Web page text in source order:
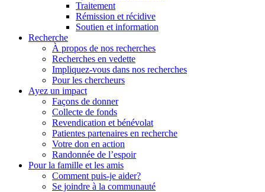
Traitement
Rémission et récidive
Soutien et information
Recherche
À propos de nos recherches
Recherches en vedette
Impliquez-vous dans nos recherches
Pour les chercheurs
Ayez un impact
Façons de donner
Collecte de fonds
Revendication et bénévolat
Patientes partenaires en recherche
Votre don en action
Randonnée de l’espoir
Pour la famille et les amis
Comment puis-je aider?
Se joindre à la communauté